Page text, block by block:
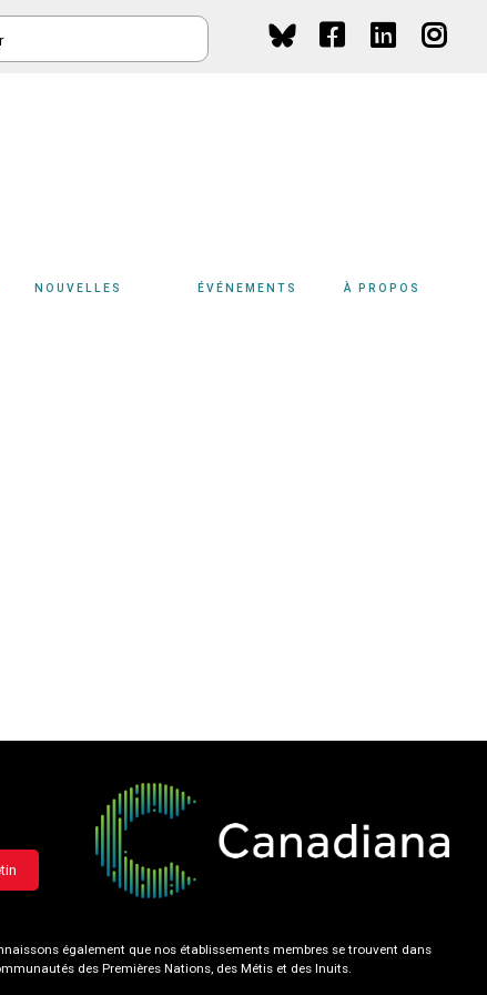
NOUVELLES ÉVÉNEMENTS À PROPOS
également que nos établissements membres se trouvent dans
des Premières Nations, des Métis et des Inuits.